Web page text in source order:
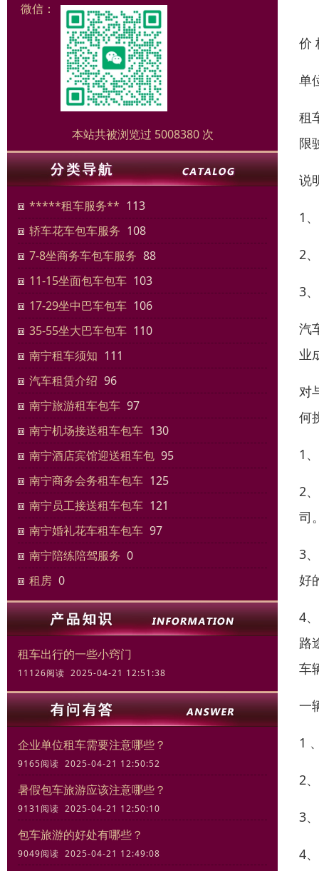
微信：
本站共被浏览过 5008380 次
*****租车服务** 113
轿车花车包车服务 108
7-8坐商务车包车服务 88
11-15坐面包车包车 103
17-29坐中巴车包车 106
35-55坐大巴车包车 110
南宁租车须知 111
汽车租赁介绍 96
南宁旅游租车包车 97
南宁机场接送租车包车 130
南宁酒店宾馆迎送租车包 95
南宁商务会务租车包车 125
南宁员工接送租车包车 121
南宁婚礼花车租车包车 97
南宁陪练陪驾服务 0
租房 0
租车出行的一些小窍门
11126阅读 2025-04-21 12:51:38
企业单位租车需要注意哪些？
9165阅读 2025-04-21 12:50:52
暑假包车旅游应该注意哪些？
9131阅读 2025-04-21 12:50:10
包车旅游的好处有哪些？
9049阅读 2025-04-21 12:49:08
价
单
租
限
说
1
2
3
汽
业
对
何
1
2
司
3
好
4
路
车
一
1
2
3
4